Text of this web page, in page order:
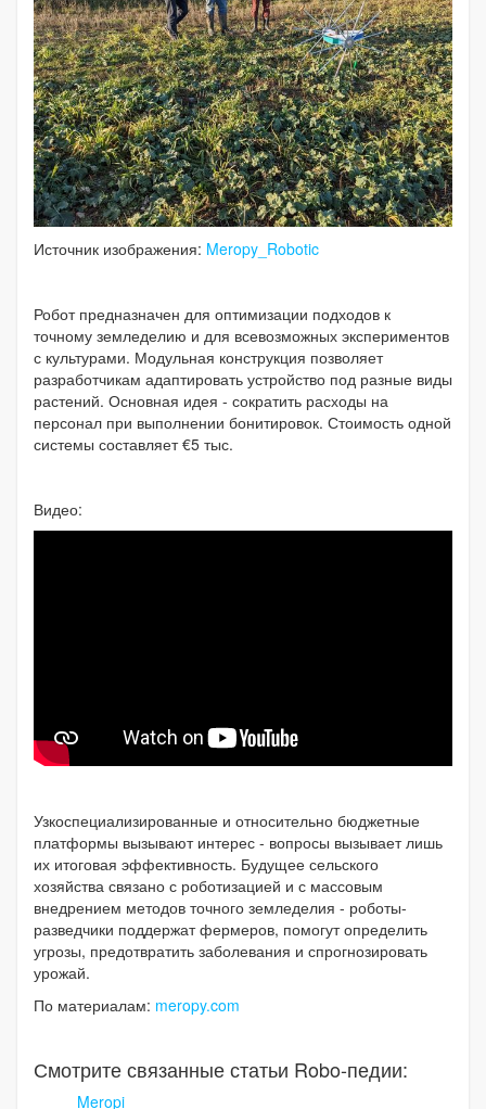
Источник изображения: Meropy_Robotic
Робот предназначен для оптимизации подходов к
точному земледелию и для всевозможных экспериментов
с культурами. Модульная конструкция позволяет
разработчикам адаптировать устройство под разные виды
растений. Основная идея - сократить расходы на
персонал при выполнении бонитировок. Стоимость одной
системы составляет €5 тыс.
Видео:
Узкоспециализированные и относительно бюджетные
платформы вызывают интерес - вопросы вызывает лишь
их итоговая эффективность. Будущее сельского
хозяйства связано с роботизацией и с массовым
внедрением методов точного земледелия - роботы-
разведчики поддержат фермеров, помогут определить
угрозы, предотвратить заболевания и спрогнозировать
урожай.
По материалам: meropy.com
Смотрите связанные статьи Robo-педии:
Meropi